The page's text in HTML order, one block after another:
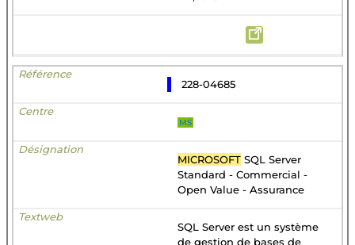
228-04685
MS
MICROSOFT SQL Server
Standard - Commercial -
Open Value - Assurance
SQL Server est un système
de gestion de bases de